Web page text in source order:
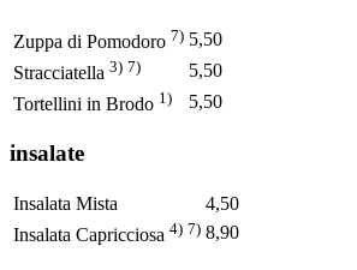
Zuppa di Pomodoro 7) 5,50
Stracciatella 3) 7)
5,50
Tortellini in Brodo 1) 5,50
insalate
Insalata Mista
4,50
Insalata Capricciosa 4) 7) 8,90